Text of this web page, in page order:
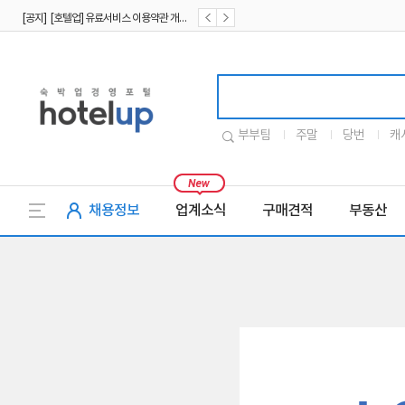
부부팀 주말 당번 캐
채용정보 업계소식 구매견적 부동산